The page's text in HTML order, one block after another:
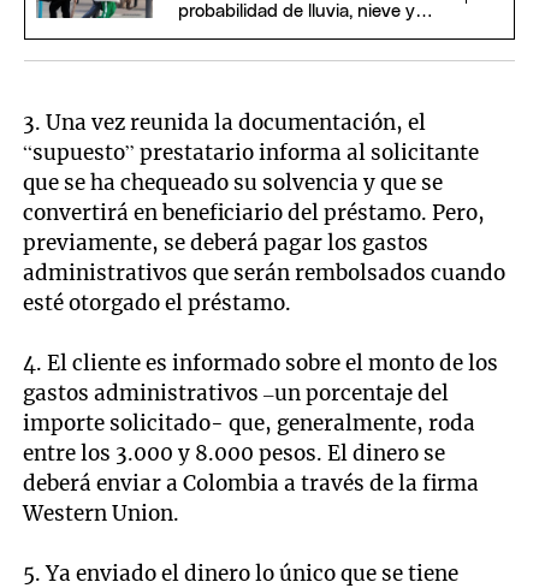
probabilidad de lluvia, nieve y
3. Una vez reunida la documentación, el
“supuesto” prestatario informa al solicitante
que se ha chequeado su solvencia y que se
convertirá en beneficiario del préstamo. Pero,
previamente, se deberá pagar los gastos
administrativos que serán rembolsados cuando
esté otorgado el préstamo.
4. El cliente es informado sobre el monto de los
gastos administrativos –un porcentaje del
importe solicitado- que, generalmente, roda
entre los 3.000 y 8.000 pesos. El dinero se
deberá enviar a Colombia a través de la firma
Western Union.
5. Ya enviado el dinero lo único que se tiene